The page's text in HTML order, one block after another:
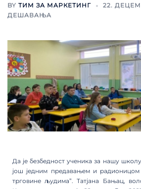
BY ТИМ ЗА МАРКЕТИНГ
22.
ДЕШАВАЊА
Да је безбедност ученика за нашу
још једним предавањем и радионицом
трговине људима”. Татјана Бањац,